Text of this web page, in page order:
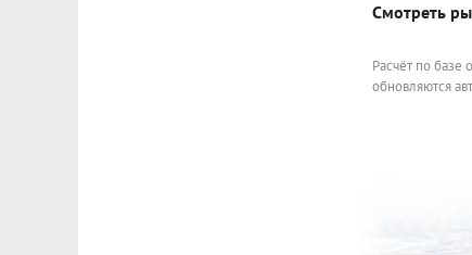
Смотреть
Расчёт по
обновляются